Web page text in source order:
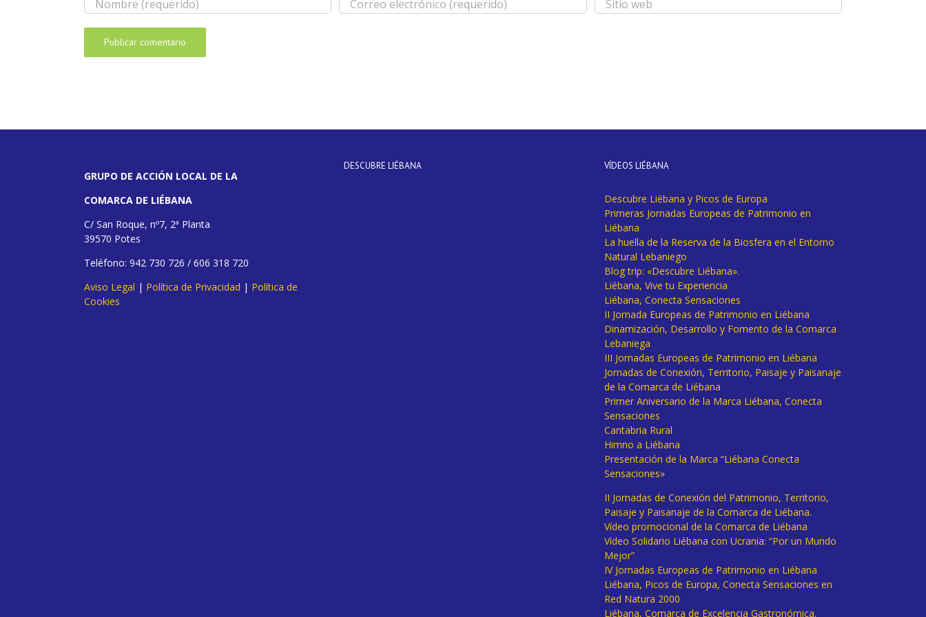
GRUPO DE ACCIÓN LOCAL DE LA
COMARCA DE LIÉBANA
C/ San Roque, nº7, 2ª Planta
39570 Potes
Teléfono: 942 730 726 / 606 318 720
Aviso Legal | Política de Privacidad | Política de
Cookies
DESCUBRE LIÉBANA VÍDEOS LIÉBANA
Descubre Liébana y Picos de Europa
Primeras Jornadas Europeas de Patrimonio en
Liébana
La huella de la Reserva de la Biosfera en el Entorno
Natural Lebaniego
Blog trip: «Descubre Liébana».
Liébana, Vive tu Experiencia
Liébana, Conecta Sensaciones
II Jornada Europeas de Patrimonio en Liébana
Dinamización, Desarrollo y Fomento de la Comarca
Lebaniega
III Jornadas Europeas de Patrimonio en Liébana
Jornadas de Conexión, Territorio, Paisaje y Paisanaje
de la Comarca de Liébana
Primer Aniversario de la Marca Liébana, Conecta
Sensaciones
Cantabria Rural
Himno a Liébana
Presentación de la Marca “Liébana Conecta
Sensaciones»
II Jornadas de Conexión del Patrimonio, Territorio,
Paisaje y Paisanaje de la Comarca de Liébana.
Vídeo promocional de la Comarca de Liébana
Vídeo Solidario Liébana con Ucrania: “Por un Mundo
Mejor”
IV Jornadas Europeas de Patrimonio en Liébana
Liébana, Picos de Europa, Conecta Sensaciones en
Red Natura 2000
Liébana, Comarca de Excelencia Gastronómica.